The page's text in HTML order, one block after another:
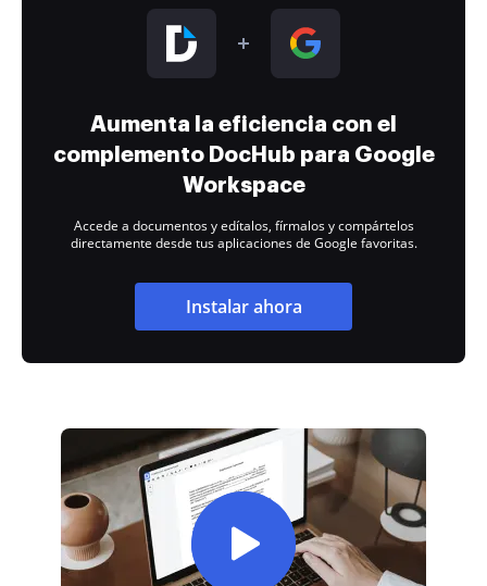
Aumenta la eficiencia con el
complemento DocHub para Google
Workspace
Accede a documentos y edítalos, fírmalos y compártelos
directamente desde tus aplicaciones de Google favoritas.
Instalar ahora